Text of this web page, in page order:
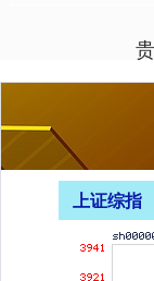
上证综指